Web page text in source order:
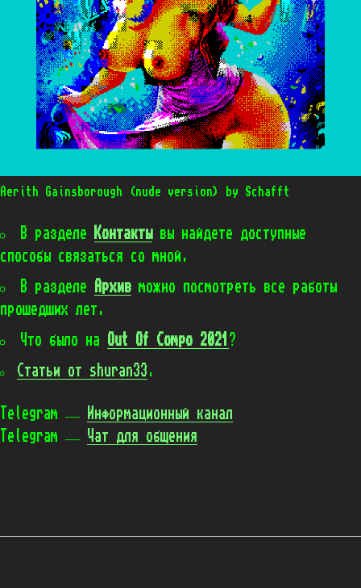
Aerith Gainsborough (nude version) by Schafft
В разделе Контактывы найдете доступные
способы связаться со мной.
В разделе Архив можно посмотреть все работы
прошедших лет.
Что было на Out Of Compo 2021 ?
Статьи от shuran33 .
Telegram —
Информационный канал
Telegram — Чат для общения